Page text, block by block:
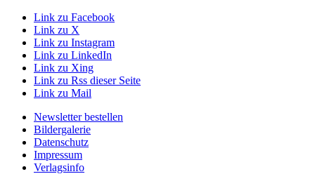
Link zu Facebook
Link zu X
Link zu Instagram
Link zu LinkedIn
Link zu Xing
Link zu Rss dieser Seite
Link zu Mail
Newsletter bestellen
Bildergalerie
Datenschutz
Impressum
Verlagsinfo